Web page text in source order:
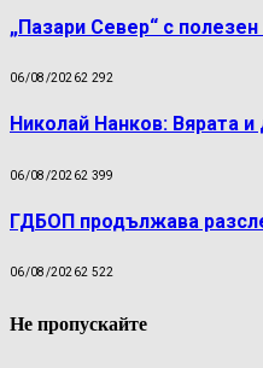
„Пазари Север“ с
06/08/20262 292
Николай Нанков: Вярата
06/08/20262 399
ГДБОП продължава
06/08/20262 522
Не пропускайте